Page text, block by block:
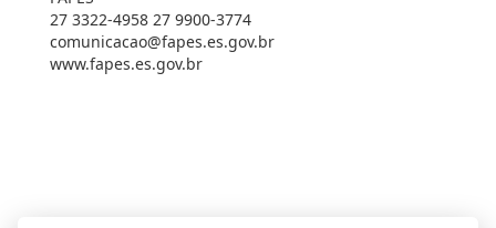
27 3322-4958 27 9900-3774
comunicacao@fapes.es.gov.br
www.fapes.es.gov.br